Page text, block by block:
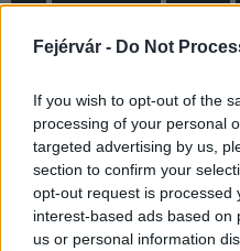
Fejérvár - Do Not
If you wish to opt-out of the
processing of your personal
targeted advertising by us,
section to confirm your
opt-out request is processed
interest-based ads based on
us or personal information
Tata műemlékfelújítás műemlék
Történelmi táj,
A projekt részeként
műemlékek, köztük a
Várkanyarban álló Nepomuki
M1
Bicske